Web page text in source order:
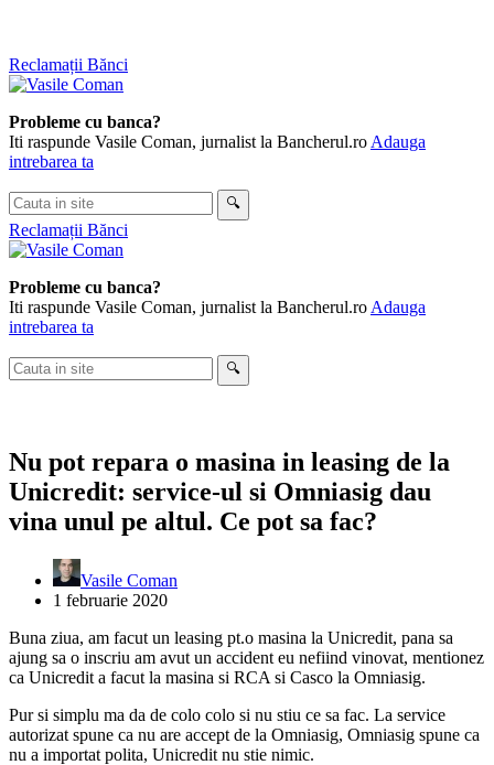
Sari
la
Reclamații Bănci
Probleme cu banca?
Iti raspunde Vasile Coman, jurnalist la Bancherul.ro Adauga
intrebarea ta
Cauta
in
site
🔍
Reclamații Bănci
Probleme cu banca?
Iti raspunde Vasile Coman, jurnalist la Bancherul.ro Adauga
intrebarea ta
Cauta
in
🔍
Nu pot repara o masina in leasing de la
Unicredit: service-ul si Omniasig dau
vina unul pe altul. Ce pot sa fac?
Vasile Coman
1 februarie 2020
Buna ziua, am facut un leasing pt.o masina la Unicredit, pana sa
ajung sa o inscriu am avut un accident eu nefiind vinovat, mentionez
ca Unicredit a facut la masina si RCA si Casco la Omniasig.
Pur si simplu ma da de colo colo si nu stiu ce sa fac. La service
autorizat spune ca nu are accept de la Omniasig, Omniasig spune ca
nu a importat polita, Unicredit nu stie nimic.